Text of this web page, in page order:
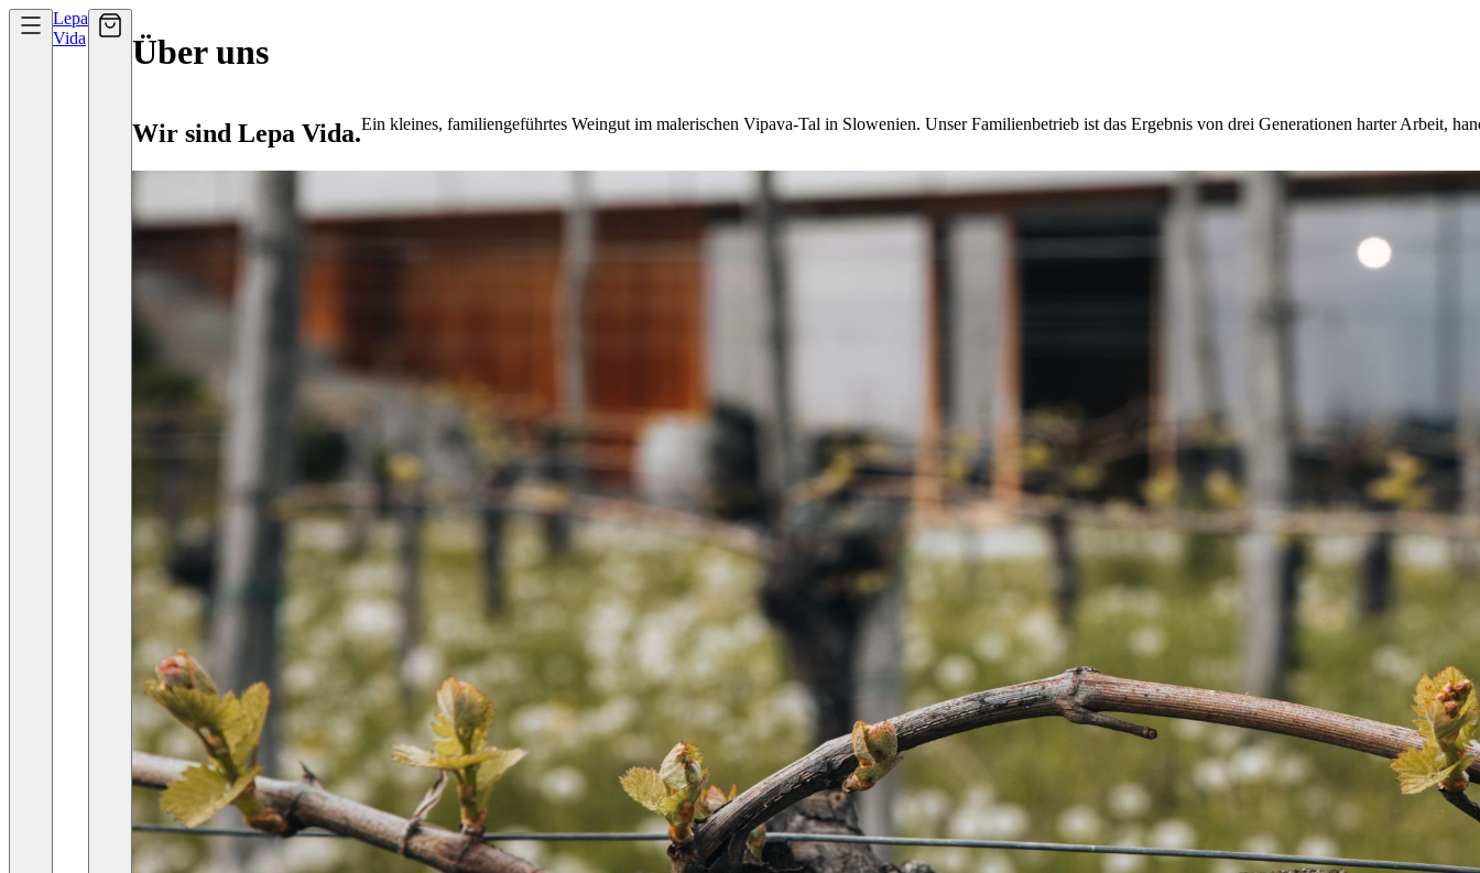
Lepa
Vida
Über uns
Wir sind Lepa Vida.Ein kleines, familiengeführtes Weingut im malerischen Vipava-Tal in Slowenien. Unser Familienbetrieb ist das Ergebnis von drei Generationen harter Arbeit,